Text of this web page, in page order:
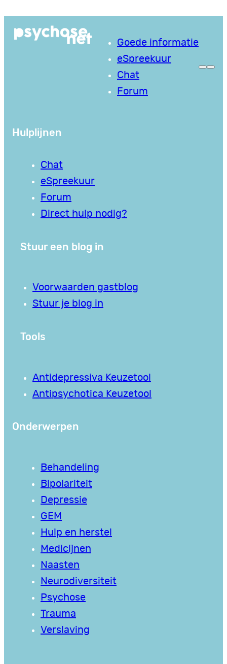
naar
Goede informatie
eSpreekuur
Chat
Forum
Hulplijnen
Chat
eSpreekuur
Forum
Direct hulp nodig?
Stuur een blog in
Voorwaarden gastblog
Stuur je blog in
Tools
Antidepressiva Keuzetool
Antipsychotica Keuzetool
Onderwerpen
Behandeling
Bipolariteit
Depressie
GEM
Hulp en herstel
Medicijnen
Naasten
Neurodiversiteit
Psychose
Trauma
Verslaving